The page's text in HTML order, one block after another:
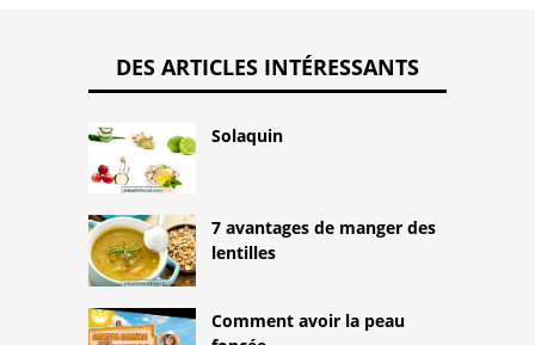
DES ARTICLES INTÉRESSANTS
Solaquin
7 avantages de manger des
lentilles
Comment avoir la peau